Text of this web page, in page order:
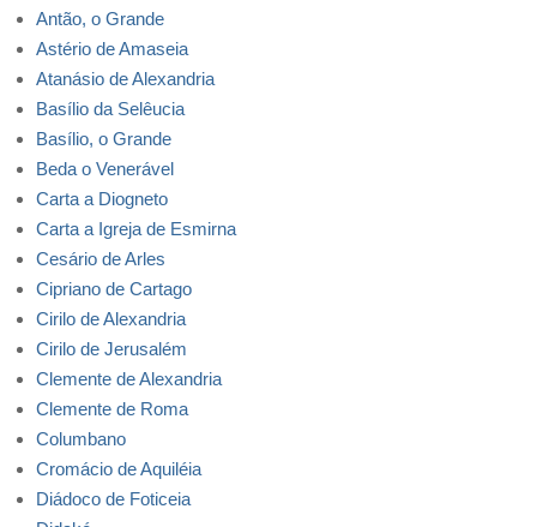
Antão, o Grande
Astério de Amaseia
Atanásio de Alexandria
Basílio da Selêucia
Basílio, o Grande
Beda o Venerável
Carta a Diogneto
Carta a Igreja de Esmirna
Cesário de Arles
Cipriano de Cartago
Cirilo de Alexandria
Cirilo de Jerusalém
Clemente de Alexandria
Clemente de Roma
Columbano
Cromácio de Aquiléia
Diádoco de Foticeia